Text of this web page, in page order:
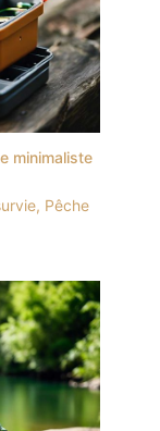
minimaliste
, Pêche